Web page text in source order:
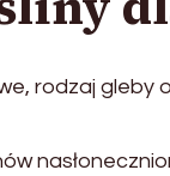
rodzaj gleby